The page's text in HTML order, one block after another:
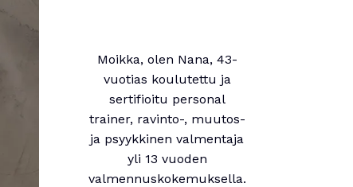
Moikka, olen Nana, 43-
vuotias koulutettu ja
sertifioitu personal
trainer, ravinto-, muutos-
ja psyykkinen valmentaja
yli 13 vuoden
valmennuskokemuksella.